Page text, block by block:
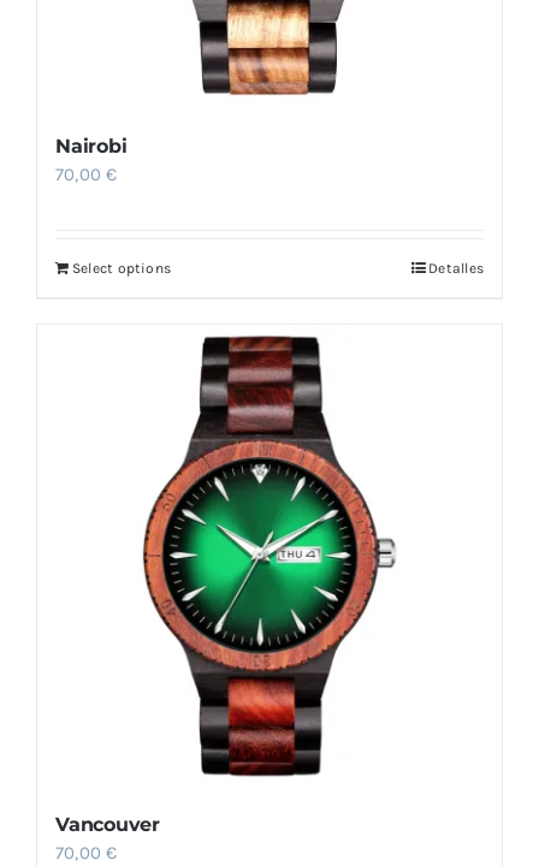
Nairobi
70,00€
Select options Detalles
Vancouver
70,00€